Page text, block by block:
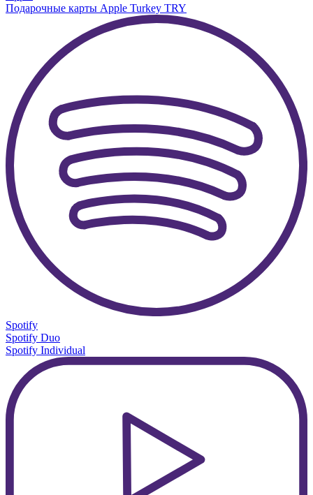
Подарочные карты Apple Turkey TRY
Spotify
Spotify Duo
Spotify Individual